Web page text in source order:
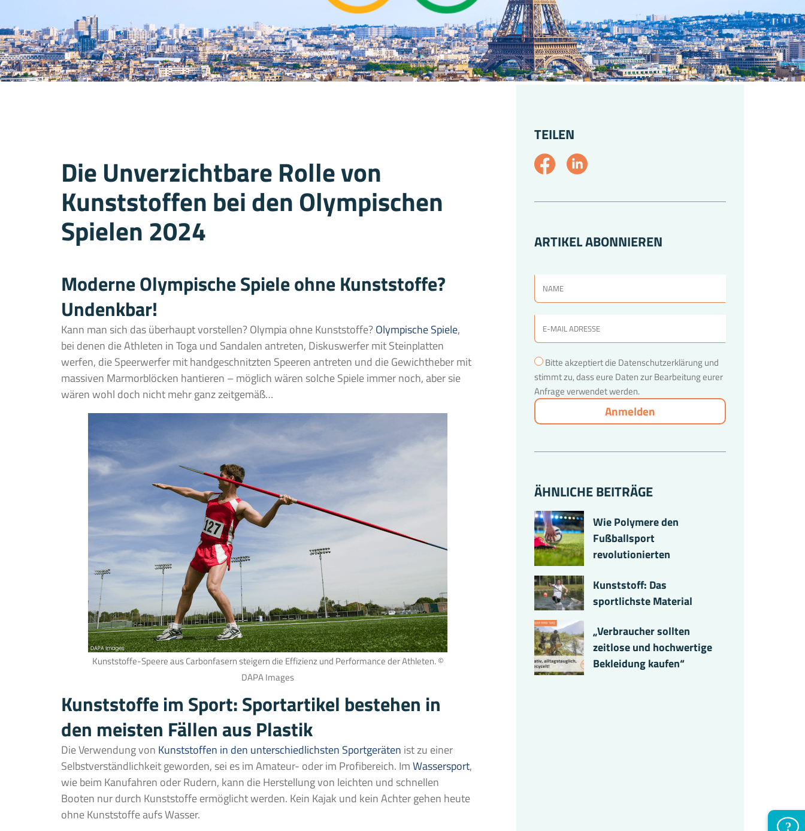
Die Unverzichtbare Rolle von
Kunststoffen bei den Olympischen
Spielen 2024
Moderne Olympische Spiele ohne Kunststoffe?
Undenkbar!
Kann man sich das überhaupt vorstellen? Olympia ohne Kunststoffe?Olympische Spiele,
bei denen die Athleten in Toga und Sandalen antreten, Diskuswerfer mit Steinplatten
werfen, die Speerwerfer mit handgeschnitzten Speeren antreten und die Gewichtheber mit
massiven Marmorblöcken hantieren – möglich wären solche Spiele immer noch, aber sie
wären wohl doch nicht mehr ganz zeitgemäß…
Kunststoffe-Speere aus Carbonfasern steigern die Effizienz und Performance der Athleten. ©
DAPA Images
Kunststoffe im Sport: Sportartikel bestehen in
den meisten Fällen aus Plastik
Die Verwendung von Kunststoffen in den unterschiedlichsten Sportgeräten ist zu einer
Selbstverständlichkeit geworden, sei es im Amateur- oder im Profibereich. ImWassersport,
wie beim Kanufahren oder Rudern, kann die Herstellung von leichten und schnellen
Booten nur durch Kunststoffe ermöglicht werden. Kein Kajak und kein Achter gehen heute
ohne Kunststoffe aufs Wasser.
TEILEN
ARTIKEL ABONNIEREN
Bitte akzeptiert die Datenschutzerklärung und
stimmt zu, dass eure Daten zur Bearbeitung eurer
Anfrage verwendet werden.
ÄHNLICHE BEITRÄGE
Wie Polymere den
Fußballsport
revolutionierten
Kunststoff: Das
sportlichste Material
„Verbraucher sollten
zeitlose und hochwertige
Bekleidung kaufen“